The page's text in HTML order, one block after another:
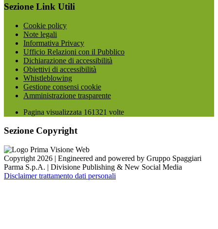
Sezione Link Utili
Cookie policy
Note legali
Informativa Privacy
Ufficio Relazioni con il Pubblico
Dichiarazione di accessibilità
Obiettivi di accessibilità
Whistleblowing
Gestione consensi cookie
Amministrazione trasparente
Pagina visualizzata 161321 volte
Sezione Copyright
Copyright 2026 | Engineered and powered by Gruppo Spaggiari
Parma S.p.A. | Divisione Publishing & New Social Media
Disclaimer trattamento dati personali